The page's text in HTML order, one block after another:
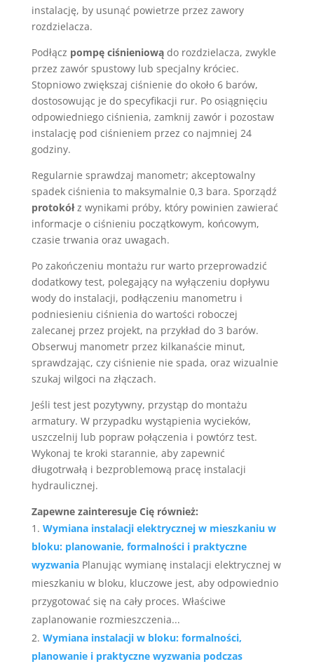
instalację, by usunąć powietrze przez zawory
rozdzielacza.
Podłącz pompę ciśnieniowądo rozdzielacza, zwykle
przez zawór spustowy lub specjalny króciec.
Stopniowo zwiększaj ciśnienie do około 6 barów,
dostosowując je do specyfikacji rur. Po osiągnięciu
odpowiedniego ciśnienia, zamknij zawór i pozostaw
instalację pod ciśnieniem przez co najmniej 24
godziny.
Regularnie sprawdzaj manometr; akceptowalny
spadek ciśnienia to maksymalnie 0,3 bara. Sporządź
protokółz wynikami próby, który powinien zawierać
informacje o ciśnieniu początkowym, końcowym,
czasie trwania oraz uwagach.
Po zakończeniu montażu rur warto przeprowadzić
dodatkowy test, polegający na wyłączeniu dopływu
wody do instalacji, podłączeniu manometru i
podniesieniu ciśnienia do wartości roboczej
zalecanej przez projekt, na przykład do 3 barów.
Obserwuj manometr przez kilkanaście minut,
sprawdzając, czy ciśnienie nie spada, oraz wizualnie
szukaj wilgoci na złączach.
Jeśli test jest pozytywny, przystąp do montażu
armatury. W przypadku wystąpienia wycieków,
uszczelnij lub popraw połączenia i powtórz test.
Wykonaj te kroki starannie, aby zapewnić
długotrwałą i bezproblemową pracę instalacji
hydraulicznej.
Zapewne zainteresuje Cię również:
Wymiana instalacji elektrycznej w mieszkaniu w
bloku: planowanie, formalności i praktyczne
wyzwania Planując wymianę instalacji elektrycznej w
mieszkaniu w bloku, kluczowe jest, aby odpowiednio
przygotować się na cały proces. Właściwe
zaplanowanie rozmieszczenia...
Wymiana instalacji w bloku: formalności,
planowanie i praktyczne wyzwania podczas